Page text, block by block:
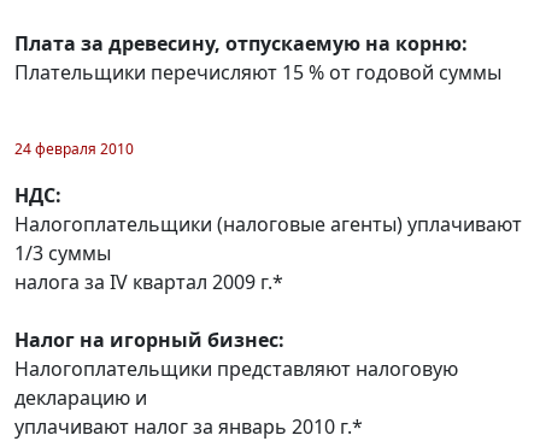
Плата за древесину, отпускаемую на корню:
Плательщики перечисляют 15 % от годовой суммы
24 февраля 2010
НДС:
Налогоплательщики (налоговые агенты) уплачивают
1/3 суммы
налога за IV квартал 2009 г.*
Налог на игорный бизнес:
Налогоплательщики представляют налоговую
декларацию и
уплачивают налог за январь 2010 г.*